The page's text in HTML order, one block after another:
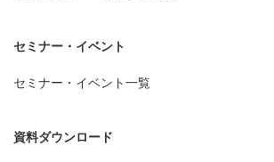
セミナー・イベント
セミナー・イベント一覧
資料ダウンロード